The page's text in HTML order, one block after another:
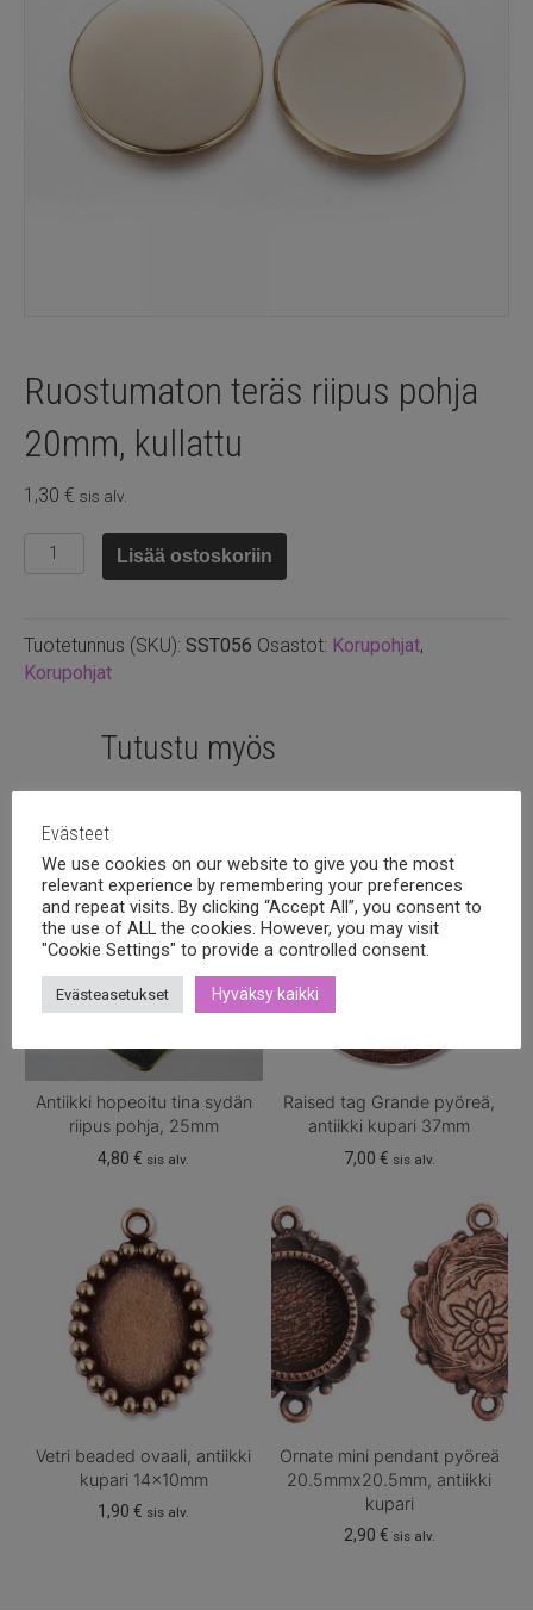
Ruostumaton teräs riipus pohja
20mm, kullattu
1,30 € sis alv.
Ruostumaton
teräs
20mm,
kullattu
Lisää ostoskoriin
Tuotetunnus (SKU): SST056 Osastot: Korupohjat,
Korupohjat
Tutustu myös
Antiikki hopeoitu tina sydän
riipus pohja, 25mm
4,80€ sis alv.
Raised tag Grande pyöreä,
antiikki kupari 37mm
7,00 € sis alv.
Vetri beaded ovaali, antiikki
kupari 14x10mm
1,90€ sis alv.
Ornate mini pendant pyöreä
20.5mmx20.5mm, antiikki
kupari
2,90 € sis alv.
Evästeet
We use cookies on our website to give you the most
relevant experience by remembering your preferences
and repeat visits. By clicking “Accept All”, you consent to
the use of ALL the cookies. However, you may visit
"Cookie Settings" to provide a controlled consent.
Evästeasetukset Hyväksy kaikki